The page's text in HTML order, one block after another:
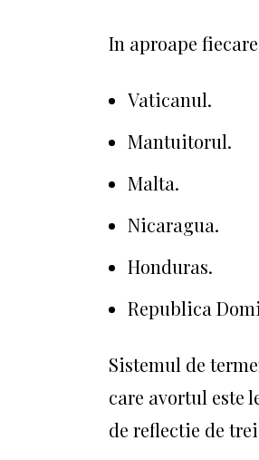
In aproape
Vaticanul.
Mantuitorul.
Malta.
Nicaragua.
Honduras.
Republica
Sistemul de
care avortul este
de reflectie de